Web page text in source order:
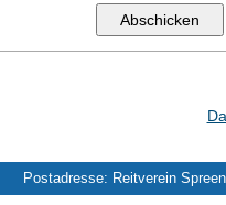
Postadresse: Reitverein